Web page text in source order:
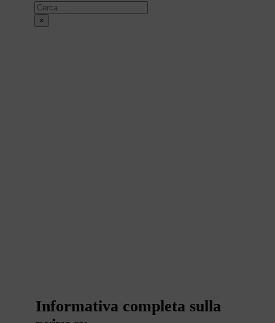
Cerca
×
Informativa completa sulla